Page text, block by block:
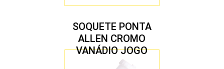
SOQUETE PONTA
ALLEN CROMO
VANÁDIO JOGO
COM 10 PEÇAS